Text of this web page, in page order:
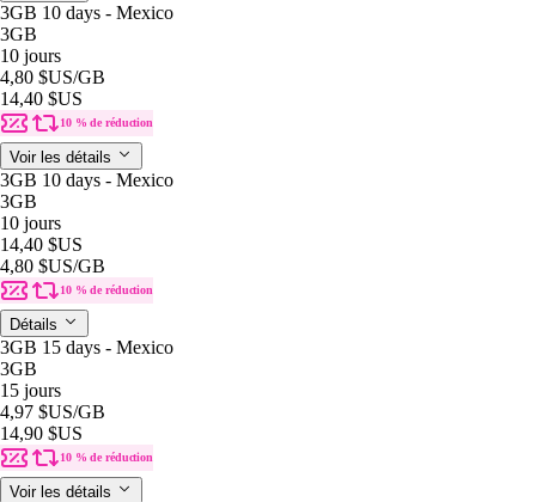
3GB 10 days - Mexico
3GB
10 jours
4,80 $US/GB
14,40 $US
10 % de réduction
Voir les détails
3GB 10 days - Mexico
3GB
10 jours
14,40 $US
4,80 $US/GB
10 % de réduction
Détails
3GB 15 days - Mexico
3GB
15 jours
4,97 $US/GB
14,90 $US
10 % de réduction
Voir les détails